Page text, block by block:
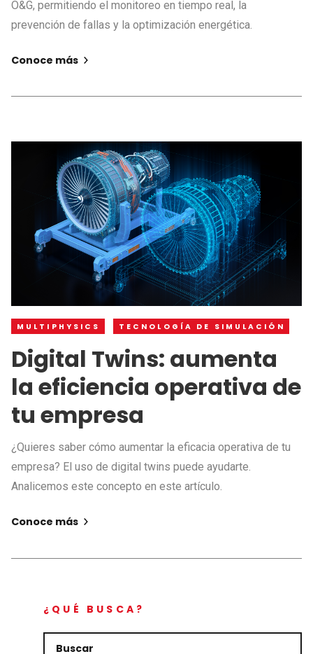
O&G, permitiendo el monitoreo en tiempo real, la
prevención de fallas y la optimización energética.
Conoce más
MULTIPHYSICS TECNOLOGÍA DE SIMULACIÓN
Digital Twins: aumenta
la eficiencia operativa de
tu empresa
¿Quieres saber cómo aumentar la eficacia operativa de tu
empresa? El uso de digital twins puede ayudarte.
Analicemos este concepto en este artículo.
Conoce más
¿QUÉ BUSCA?